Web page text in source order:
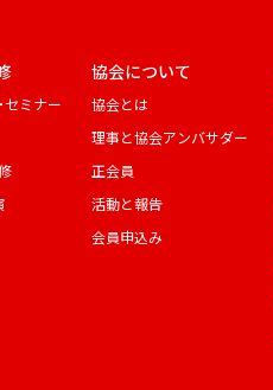
セミナー
協会について
協会とは
理事と協会アンバサダー
正会員
活動と報告
会員申込み